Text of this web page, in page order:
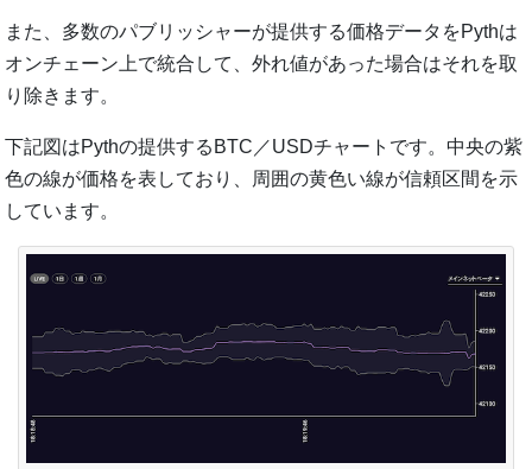
また、多数のパブリッシャーが提供する価格データをPythは
オンチェーン上で統合して、外れ値があった場合はそれを取
り除きます。
下記図はPythの提供するBTC／USDチャートです。中央の紫
色の線が価格を表しており、周囲の黄色い線が信頼区間を示
しています。